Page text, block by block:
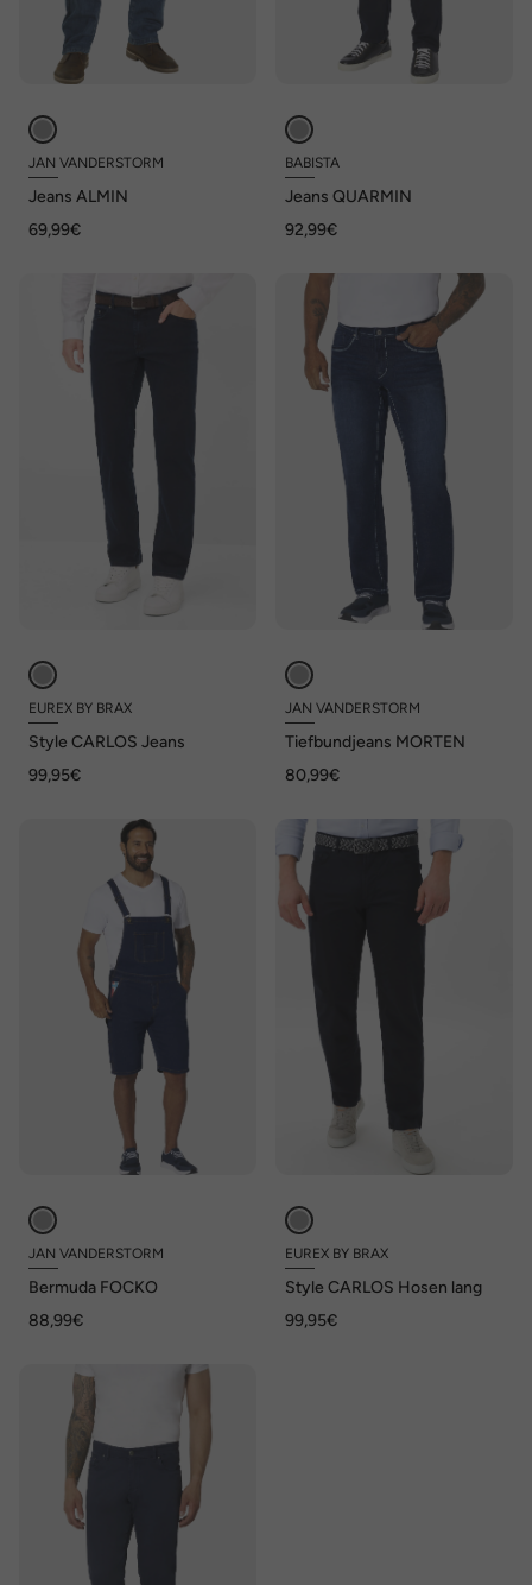
JAN VANDERSTORM
Jeans ALMIN
69,99€
BABISTA
Jeans QUARMIN
92,99€
EUREX BY BRAX
Style CARLOS Jeans
99,95€
JAN VANDERSTORM
Tiefbundjeans MORTEN
80,99€
JAN VANDERSTORM
Bermuda FOCKO
88,99€
EUREX BY BRAX
Style CARLOS Hosen lang
99,95€